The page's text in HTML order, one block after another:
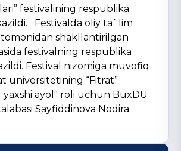
festivalining respublika
Festivalda oliy ta`lim
tomonidan shakllantirilgan
festivalning respublika
Festival nizomiga muvofiq
universitetining “Fitrat”
yaxshi ayol" roli uchun BuxDU
Sayfiddinova Nodira